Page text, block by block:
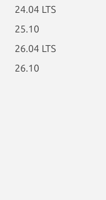
24.04 LTS
25.10
26.04 LTS
26.10